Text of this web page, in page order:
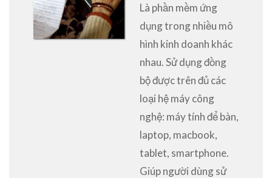
Là phần mềm ứng
dụng trong nhiều mô
hình kinh doanh khác
nhau. Sử dụng đồng
bộ được trên đủ các
loại hệ máy công
nghệ: máy tính để bàn,
laptop, macbook,
tablet, smartphone.
Giúp người dùng sử